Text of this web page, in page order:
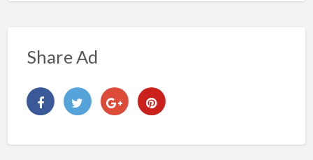
Share Ad